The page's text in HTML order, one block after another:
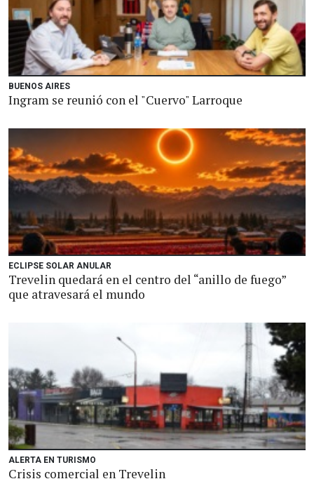
BUENOS AIRES
Ingram se reunió con el "Cuervo" Larroque
ECLIPSE SOLAR ANULAR
Trevelin quedará en el centro del “anillo de fuego”
que atravesará el mundo
ALERTA EN TURISMO
Crisis comercial en Trevelin